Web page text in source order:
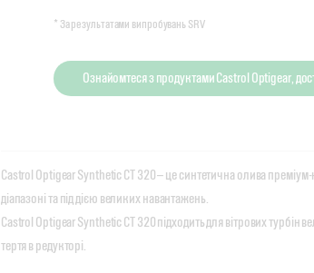
* За результатами випробувань SRV
Ознайомтеся з продуктами Castrol Optigear,
Castrol Optigear Synthetic CT 320 — це синтетична олива
діапазоні та під дією великих навантажень.
Castrol Optigear Synthetic CT 320 підходить для вітрових
тертя в редукторі.